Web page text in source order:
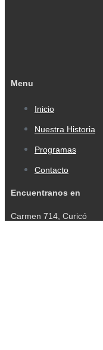
Menu
Inicio
Nuestra Historia
Programas
Contacto
Encuentranos en
Carmen 714, Curicó